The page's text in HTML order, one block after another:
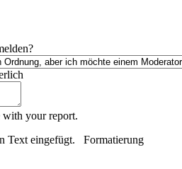
with your report.
Text eingefügt. Formatierung